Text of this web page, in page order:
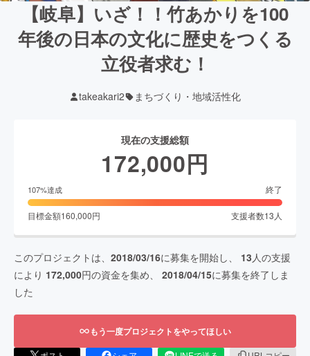
【岐阜】いざ！！竹あかりを100
年後の日本の文化に歴史をつくる
立役者求む！
takeakari2 まちづくり・地域活性化
現在の支援総額
172,000円
107%達成 終了
目標金額160,000円 支援者数13 人
このプロジェクトは、 2018/03/16に募集を開始し、 13人の支援
により 172,000円の資金を集め、 2018/04/15に募集を終了しま
した
もう一度プロジェクトをやってほしい